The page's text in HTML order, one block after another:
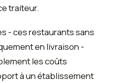
traiteur.
- ces restaurants sans
en livraison -
les coûts
à un établissement